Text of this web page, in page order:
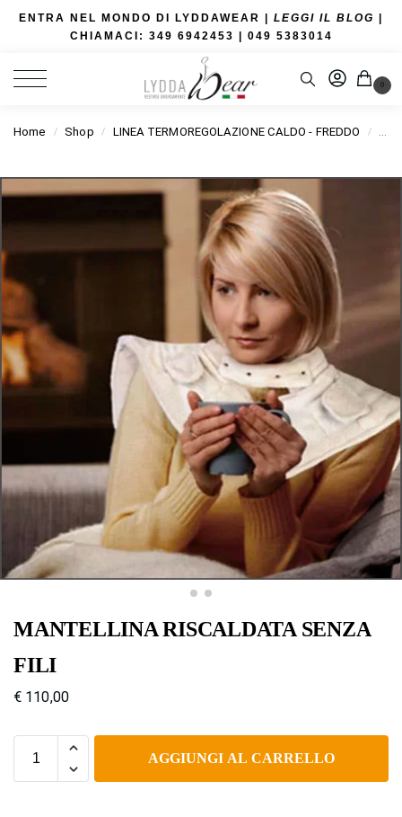
ENTRA NEL MONDO DI LYDDAWEAR | LEGGI IL BLOG |
CHIAMACI: 349 6942453 | 049 5383014
0
Home / Shop / LINEA TERMOREGOLAZIONE CALDO - FREDDO /
MANTELLINA RISCALDATA SENZA
FILI
€ 110,00
AGGIUNGI AL CARRELLO